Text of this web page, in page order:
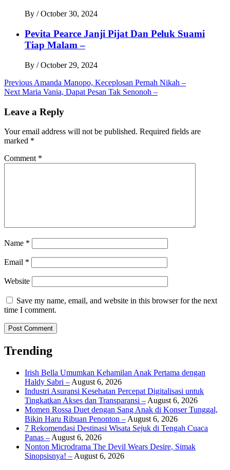
By / October 30, 2024
Pevita Pearce Janji Pijat Dan Peluk Suami
Tiap Malam –
By / October 29, 2024
Post
navigation
Previous Amanda Manopo, Keceplosan Pernah Nikah –
Next Maria Vania, Dapat Pesan Tak Senonoh –
Leave a Reply
Your email address will not be published. Required fields are
marked *
Comment *
Name *
Email *
Website
Save my name, email, and website in this browser for the next
time I comment.
Trending
Irish Bella Umumkan Kehamilan Anak Pertama dengan
Haldy Sabri – August 6, 2026
Industri Asuransi Kesehatan Percepat Digitalisasi untuk
Tingkatkan Akses dan Transparansi – August 6, 2026
Momen Rossa Duet dengan Sang Anak di Konser Tunggal,
Bikin Haru Ribuan Penonton – August 6, 2026
7 Rekomendasi Destinasi Wisata Sejuk di Tengah Cuaca
Panas – August 6, 2026
Nonton Microdrama The Devil Wears Desire, Simak
Sinopsisnya! – August 6, 2026